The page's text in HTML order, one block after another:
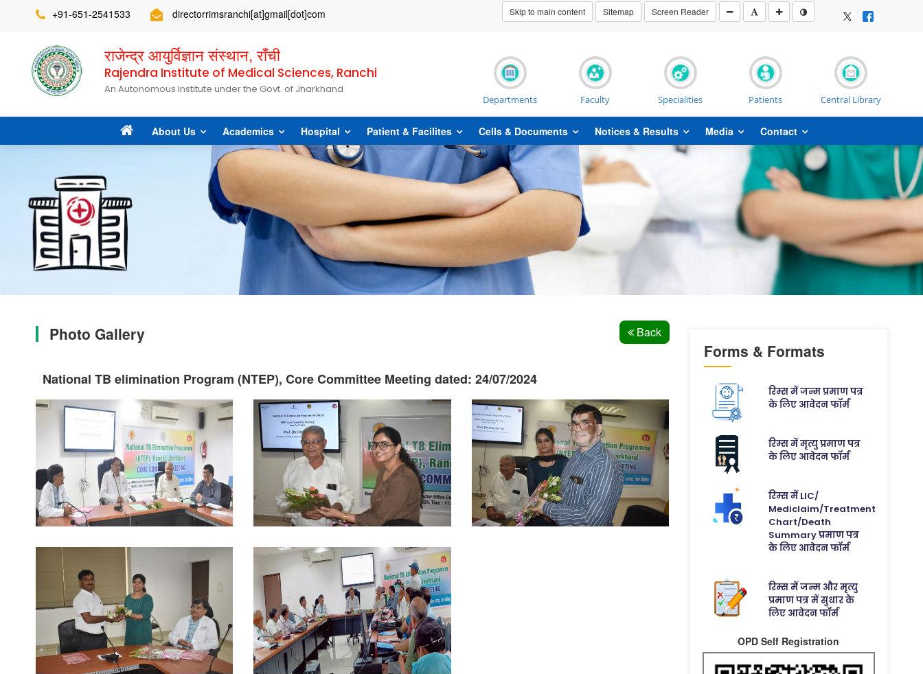
+91-651-2541533 directorrimsranchi[at]gmail[dot]com Skip to main content Sitemap Screen Reader
राजेन्द्र आयुर्विज्ञान संस्थान, राँची
Rajendra Institute of Medical Sciences, Ranchi
An Autonomous Institute under the Govt. of Jharkhand
Departments Faculty Specialities Patients Central Library
About Us Academics Hospital Patient & Facilites Cells & Documents Notices & Results Media Contact
Photo Gallery Back
National TB elimination Program (NTEP), Core Committee Meeting dated: 24/07/2024
Forms & Formats
रिम्स में जन्म प्रमाण पत्र
के लिए आवेदन फॉर्म
रिम्स में मृत्यु प्रमाण पत्र
के लिए आवेदन फॉर्म
रिम्स में LIC/
Mediclaim/Treatment
Chart/Death
Summary प्रमाण पत्र
के लिए आवेदन फॉर्म
रिम्स में जन्म और मृत्यु
प्रमाण पत्र में सुधार के
लिए आवेदन फॉर्म
OPD Self Registration